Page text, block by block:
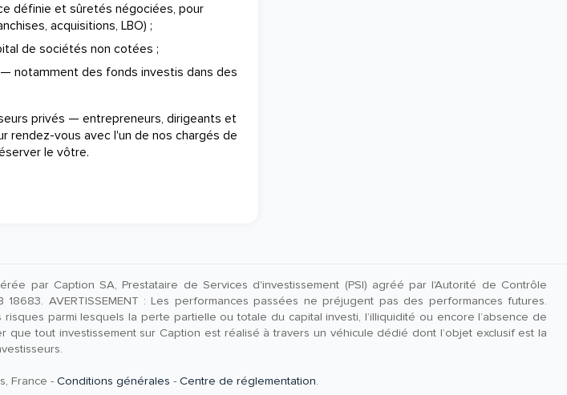
définie et sûretés négociées, pour
acquisitions, LBO) ;
de sociétés non cotées ;
— notamment des fonds investis dans des
privés — entrepreneurs, dirigeants et
rendez-vous avec l'un de nos chargés de
le vôtre.
par Caption SA, Prestataire de Services d'investissement (PSI) agréé par l'Autorité de Contrôle
AVERTISSEMENT : Les performances passées ne préjugent pas des performances futures.
parmi lesquels la perte partielle ou totale du capital investi, l’illiquidité ou encore l’absence de
que tout investissement sur Caption est réalisé à travers un véhicule dédié dont l’objet exclusif est la
France - Conditions générales - Centre de réglementation.